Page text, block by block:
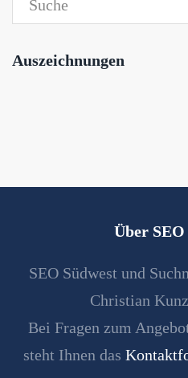
Auszeichnungen
Über SEO
SEO Südwest und
Christian
Bei Fragen zum
steht Ihnen das